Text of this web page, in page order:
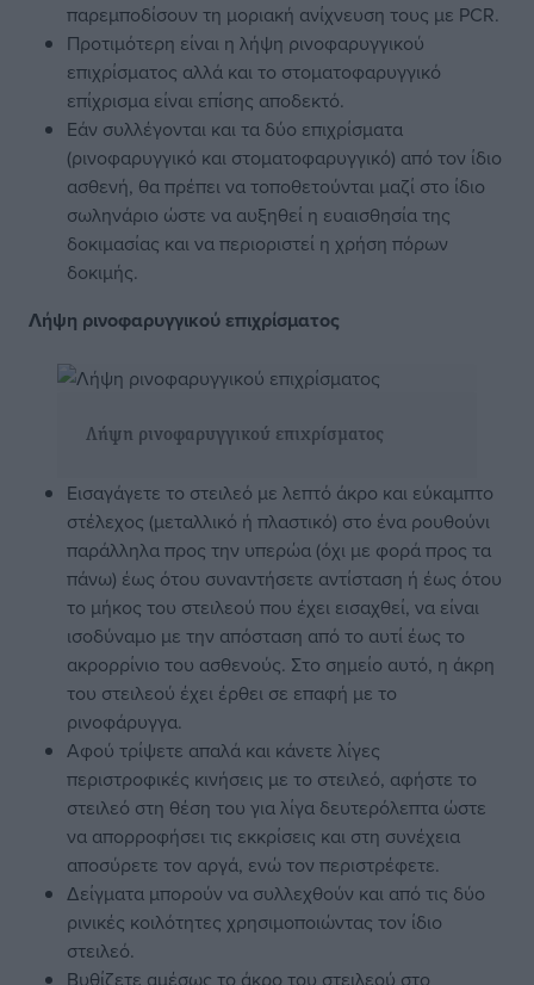
παρεμποδίσουν τη μοριακή ανίχνευση τους με PCR.
Προτιμότερη είναι η λήψη ρινοφαρυγγικού
επιχρίσματος αλλά και το στοματοφαρυγγικό
επίχρισμα είναι επίσης αποδεκτό.
Εάν συλλέγονται και τα δύο επιχρίσματα
(ρινοφαρυγγικό και στοματοφαρυγγικό) από τον ίδιο
ασθενή, θα πρέπει να τοποθετούνται μαζί στο ίδιο
σωληνάριο ώστε να αυξηθεί η ευαισθησία της
δοκιμασίας και να περιοριστεί η χρήση πόρων
δοκιμής.
Λήψη ρινοφαρυγγικού επιχρίσματος
Λήψη ρινοφαρυγγικού επιχρίσματος
Εισαγάγετε το στειλεό με λεπτό άκρο και εύκαμπτο
στέλεχος (μεταλλικό ή πλαστικό) στο ένα ρουθούνι
παράλληλα προς την υπερώα (όχι με φορά προς τα
πάνω) έως ότου συναντήσετε αντίσταση ή έως ότου
το μήκος του στειλεού που έχει εισαχθεί, να είναι
ισοδύναμο με την απόσταση από το αυτί έως το
ακρορρίνιο του ασθενούς. Στο σημείο αυτό, η άκρη
του στειλεού έχει έρθει σε επαφή με το
ρινοφάρυγγα.
Αφού τρίψετε απαλά και κάνετε λίγες
περιστροφικές κινήσεις με το στειλεό, αφήστε το
στειλεό στη θέση του για λίγα δευτερόλεπτα ώστε
να απορροφήσει τις εκκρίσεις και στη συνέχεια
αποσύρετε τον αργά, ενώ τον περιστρέφετε.
Δείγματα μπορούν να συλλεχθούν και από τις δύο
ρινικές κοιλότητες χρησιμοποιώντας τον ίδιο
στειλεό.
Βυθίζετε αμέσως το άκρο του στειλεού στο